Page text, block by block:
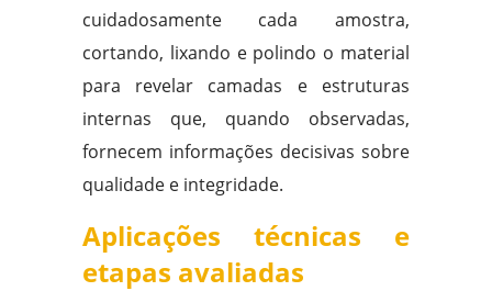
cuidadosamente cada amostra,
cortando, lixando e polindo o material
para revelar camadas e estruturas
internas que, quando observadas,
fornecem informações decisivas sobre
qualidade e integridade.
Aplicações técnicas e
etapas avaliadas